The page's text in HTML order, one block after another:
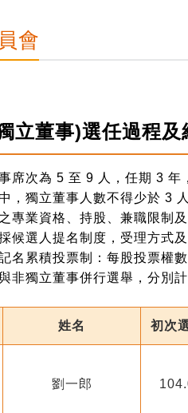
會
立董事)選任過程及
席次為 5 至 9 人，任期 3 年
，獨立董事人數不得少於 3
專業資格、持股、兼職限制
候選人提名制度，受理方式
名累積投票制：每股投票權
非獨立董事併行選舉，分別計
姓名 初次
劉一郎